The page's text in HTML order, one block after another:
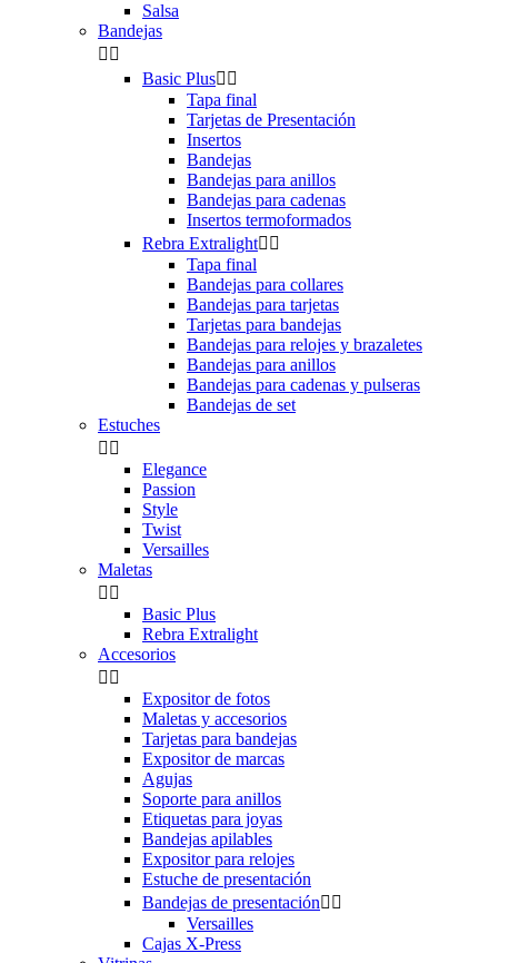
Salsa
Bandejas
 
Basic Plus 
Tapa final
Tarjetas de Presentación
Insertos
Bandejas
Bandejas para anillos
Bandejas para cadenas
Insertos termoformados
Rebra Extralight 
Tapa final
Bandejas para collares
Bandejas para tarjetas
Tarjetas para bandejas
Bandejas para relojes y brazaletes
Bandejas para anillos
Bandejas para cadenas y pulseras
Bandejas de set
Estuches
 
Elegance
Passion
Style
Twist
Versailles
Maletas
 
Basic Plus
Rebra Extralight
Accesorios
 
Expositor de fotos
Maletas y accesorios
Tarjetas para bandejas
Expositor de marcas
Agujas
Soporte para anillos
Etiquetas para joyas
Bandejas apilables
Expositor para relojes
Estuche de presentación
Bandejas de presentación 
Versailles
Cajas X-Press